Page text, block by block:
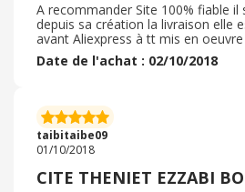
A recommander Site 100% fiable
depuis sa création la livraison elle
avant Aliexpress à tt mis en
clients , les vendeurs tiers sont
de non réception de l'article vous
la qualité est au top et les prix sont
trouve tous sur aliexpress même
tendances à prix discount je
Date de l'achat : 02/10/2018
taibitaibe09
01/10/2018
CITE THENIET EZZABI